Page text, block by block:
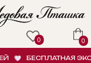
БЕСПЛАТНАЯ